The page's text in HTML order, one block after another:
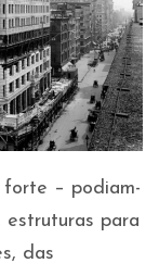
forte – podiam-
estruturas para
das